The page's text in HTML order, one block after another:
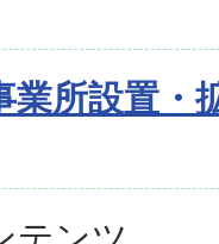
業所設置・